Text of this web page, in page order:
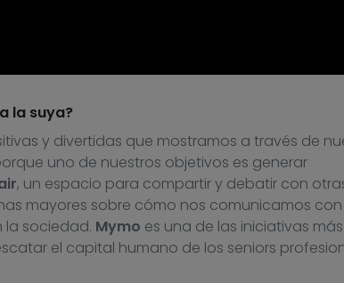
la suya?
y divertidas que mostramos a través de
uno de nuestros objetivos es generar
, un espacio para compartir y debatir con
mayores sobre cómo nos comunicamos con
la sociedad. Mymo es una de las iniciativas más
el capital humano de los seniors